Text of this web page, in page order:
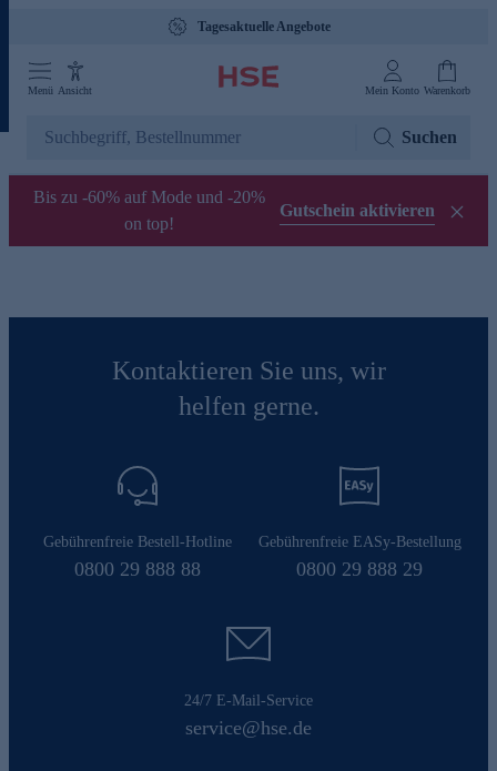
Tagesaktuelle Angebote
Menü Ansicht Mein Konto Warenkorb
Suchen
Bis zu -60% auf Mode und -20%
on top!
Gutschein aktivieren
Kontaktieren Sie uns, wir
helfen gerne.
Gebührenfreie Bestell-Hotline
0800 29 888 88
Gebührenfreie EASy-Bestellung
0800 29 888 29
24/7 E-Mail-Service
service@hse.de